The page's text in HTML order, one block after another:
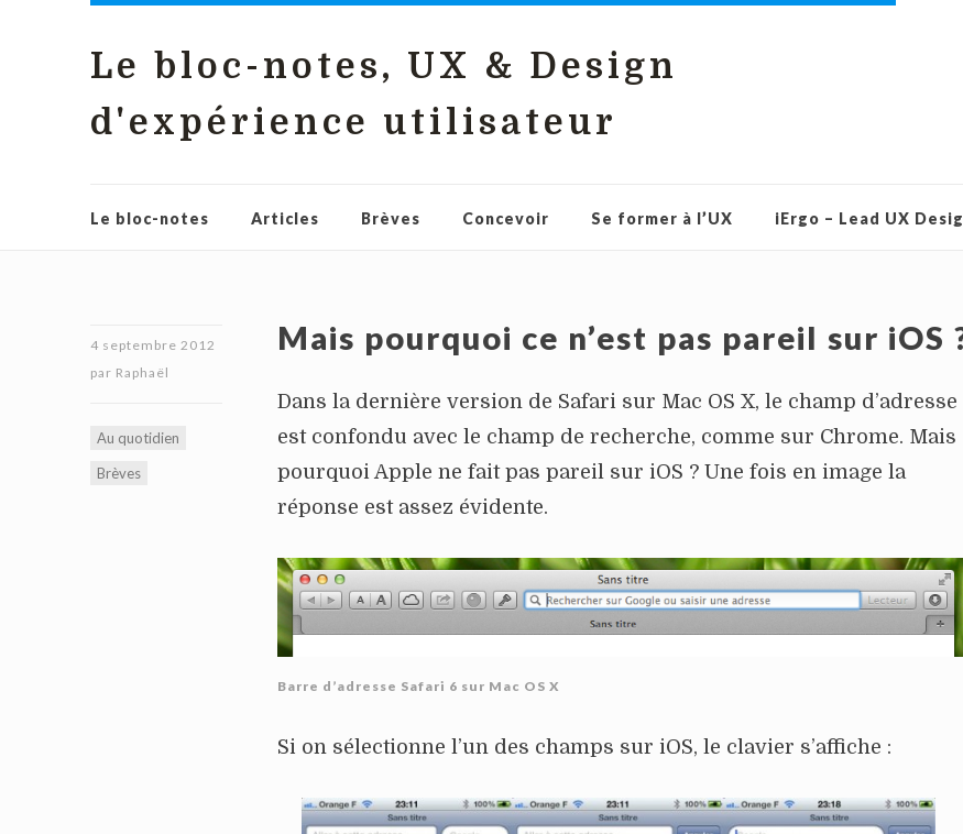
Le bloc-notes, UX & Design
d'expérience utilisateur
Le bloc-notes Articles Brèves Concevoir Se former à l’UX iErgo – Lead UX
4 septembre 2012
par Raphaël
Au quotidien
Brèves
Mais pourquoi ce n’est pas pareil sur iOS
Dans la dernière version de Safari sur Mac OS X, le champ d’adresse
est confondu avec le champ de recherche, comme sur Chrome. Mais
pourquoi Apple ne fait pas pareil sur iOS ? Une fois en image la
réponse est assez évidente.
Barre d’adresse Safari 6 sur Mac OS X
Si on sélectionne l’un des champs sur iOS, le clavier s’affiche :